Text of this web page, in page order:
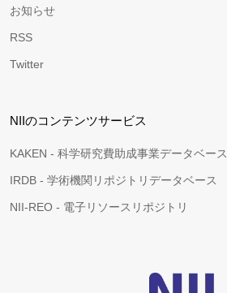
お知らせ
RSS
Twitter
NIIのコンテンツサービス
KAKEN - 科学研究費助成事業データベース
IRDB - 学術機関リポジトリデータベース
NII-REO - 電子リソースリポジトリ